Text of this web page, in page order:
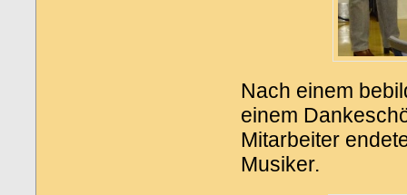
Nach einem
einem
Mitarbeiter
Musiker.